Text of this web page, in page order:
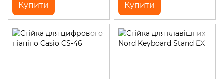
Купити Купити